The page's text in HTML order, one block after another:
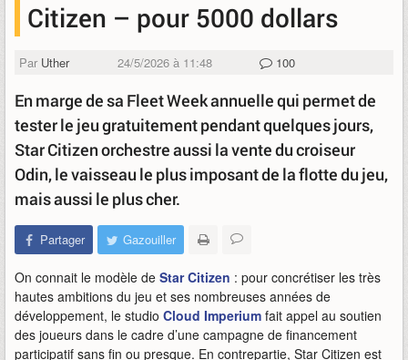
Citizen – pour 5000 dollars
Par Uther 24/5/2026 à 11:48 100
En marge de sa Fleet Week annuelle qui permet de
tester le jeu gratuitement pendant quelques jours,
Star Citizen orchestre aussi la vente du croiseur
Odin, le vaisseau le plus imposant de la flotte du jeu,
mais aussi le plus cher.
Partager Gazouiller
On connait le modèle de Star Citizen : pour concrétiser les très
hautes ambitions du jeu et ses nombreuses années de
développement, le studio Cloud Imperium fait appel au soutien
des joueurs dans le cadre d’une campagne de financement
participatif sans fin ou presque. En contrepartie, Star Citizen est